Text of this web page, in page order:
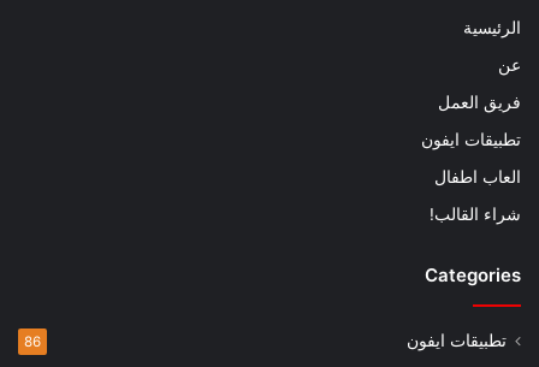
الرئيسية
عن
فريق العمل
تطبيقات ايفون
العاب اطفال
شراء القالب!
Categories
تطبيقات ايفون 86